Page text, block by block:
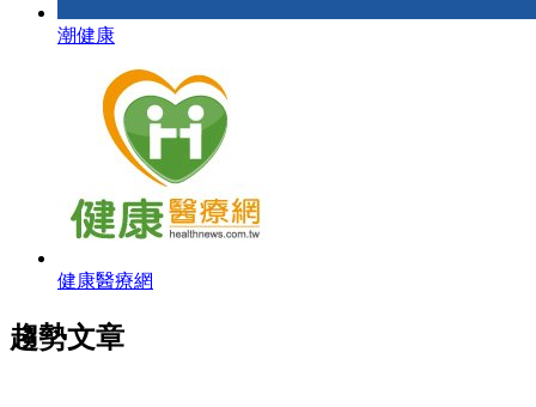
潮健康
健康醫療網
趨勢文章